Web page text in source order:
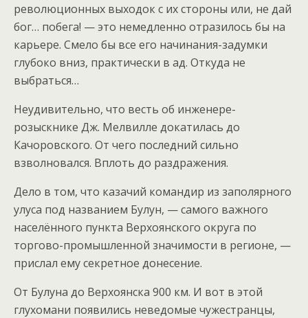
революционных выходок с их стороны или, не дай
бог… побега! — это немедленно отразилось бы на
карьере. Смело бы все его начинания-задумки
глубоко вниз, практически в ад. Откуда не
выбраться…
Неудивительно, что весть об инженере-
розыскнике Дж. Мелвилле докатилась до
Качоровского. От чего последний сильно
взволновался. Вплоть до раздражения.
Дело в том, что казачий командир из заполярного
улуса под названием Булун, — самого важного
населённого пункта Верхоянского округа по
торгово-промышленной значимости в регионе, —
прислал ему секретное донесение.
От Булуна до Верхоянска 900 км. И вот в этой
глухомани появились неведомые чужестранцы,